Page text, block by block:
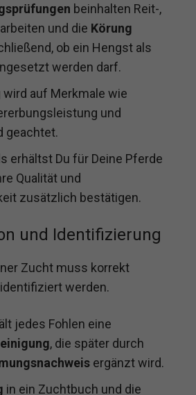
beinhalten Reit-,
und die Körung
ob ein Hengst als
werden darf.
wird auf Merkmale wie
und
geachtet.
erhältst Du für Deine Pferde
Qualität und
zusätzlich bestätigen.
und Identifizierung
Zucht muss korrekt
werden.
jedes Fohlen eine
, die später durch
ergänzt wird.
in ein Zuchtbuch und die